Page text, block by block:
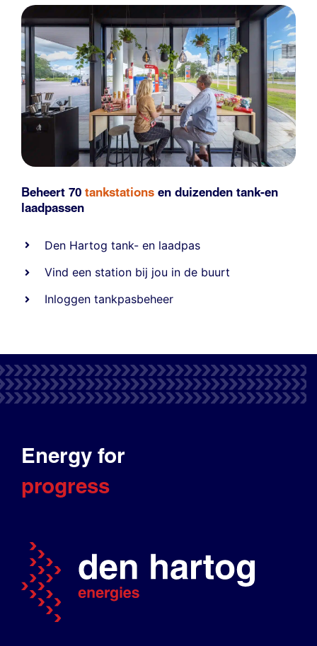
Beheert 70 tankstations en duizenden tank-en
laadpassen
Den Hartog tank- en laadpas
Vind een station bij jou in de buurt
Inloggen tankpasbeheer
Energy for
progress